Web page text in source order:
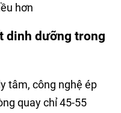
hơn
dinh dưỡng trong
tâm, công nghệ ép
quay chỉ 45-55